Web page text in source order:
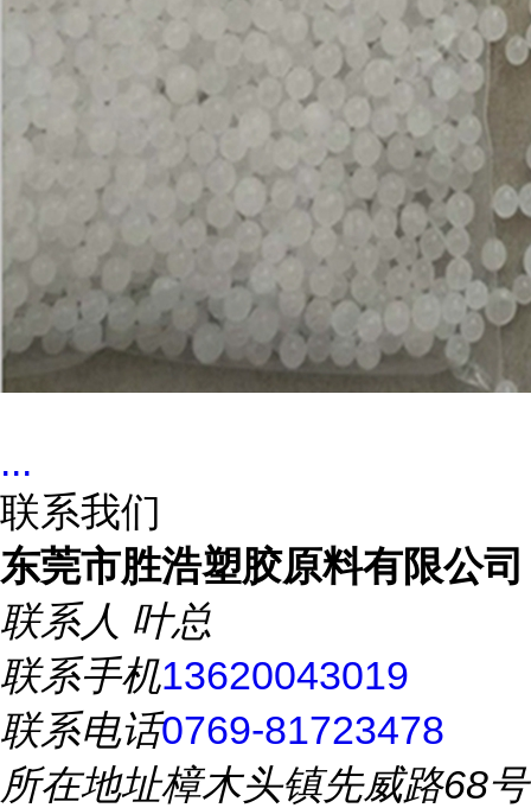
...
联系我们
东莞市胜浩塑胶原料有限公司
联系人 叶总
联系手机13620043019
联系电话0769-81723478
所在地址樟木头镇先威路68号